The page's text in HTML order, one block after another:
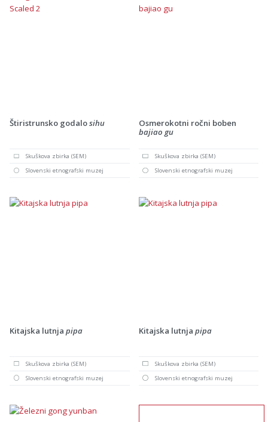
Štiristrunsko godalosihu
Skuškova zbirka (SEM)
Slovenski etnografski muzej
Osmerokotni ročni boben
bajiao gu
Skuškova zbirka (SEM)
Slovenski etnografski muzej
Kitajska lutnja pipa
Skuškova zbirka (SEM)
Slovenski etnografski muzej
Kitajska lutnja pipa
Skuškova zbirka (SEM)
Slovenski etnografski muzej